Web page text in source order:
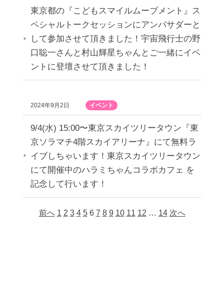
東京都の『こどもスマイルムーブメント』ス
ペシャルトークセッションにアンバサダーと
して参加させて頂きました！宇宙飛行士の野
口聡一さんと村山輝星ちゃんとご一緒にイベ
ントに登壇させて頂きました！
2024年9月2日 イベント
9/4(水) 15:00〜東京スカイツリータウン『東
京ソラマチ4階スカイアリーナ』にて無料ラ
イブしちゃいます！東京スカイツリータウン
にて開催中のハラミちゃんコラボカフェ を
記念して行います！
前へ 1 2 3 4 5 6 7 8 9 10 11 12 … 14 次へ